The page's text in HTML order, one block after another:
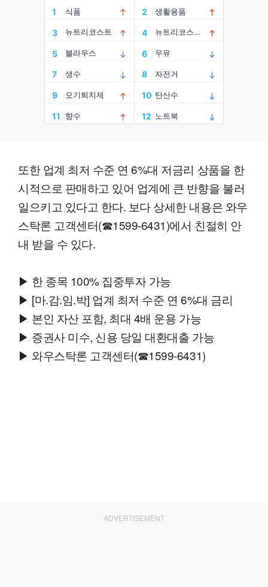
또한 업계 최저 수준 연 6%대 저금리 상품을 한
시적으로 판매하고 있어 업계에 큰 반향을 불러
일으키고 있다고 한다. 보다 상세한 내용은 와우
스탁론 고객센터(☎1599-6431)에서 친절히 안
내 받을 수 있다.
▶ 한 종목 100% 집중투자 가능
▶ [마.감.임.박] 업계 최저 수준 연 6%대 금리
▶ 본인 자산 포함, 최대 4배 운용 가능
▶ 증권사 미수, 신용 당일 대환대출 가능
▶ 와우스탁론 고객센터(☎1599-6431)
ADVERTISEMENT